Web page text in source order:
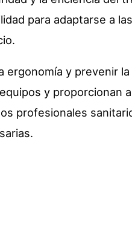
para adaptarse a
ergonomía y prevenir
y proporcionan
profesionales